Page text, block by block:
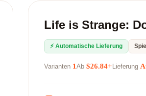
Life is Strange:
⚡ Automatische Lieferung
Varianten 1 Ab $26.84+ Lieferung